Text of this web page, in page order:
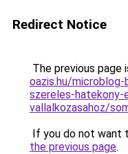
Redirect Notice
The previous page
oazis.hu/
szereles-hatekony-
vallalkozasahoz/
If you do not want
the previous page.